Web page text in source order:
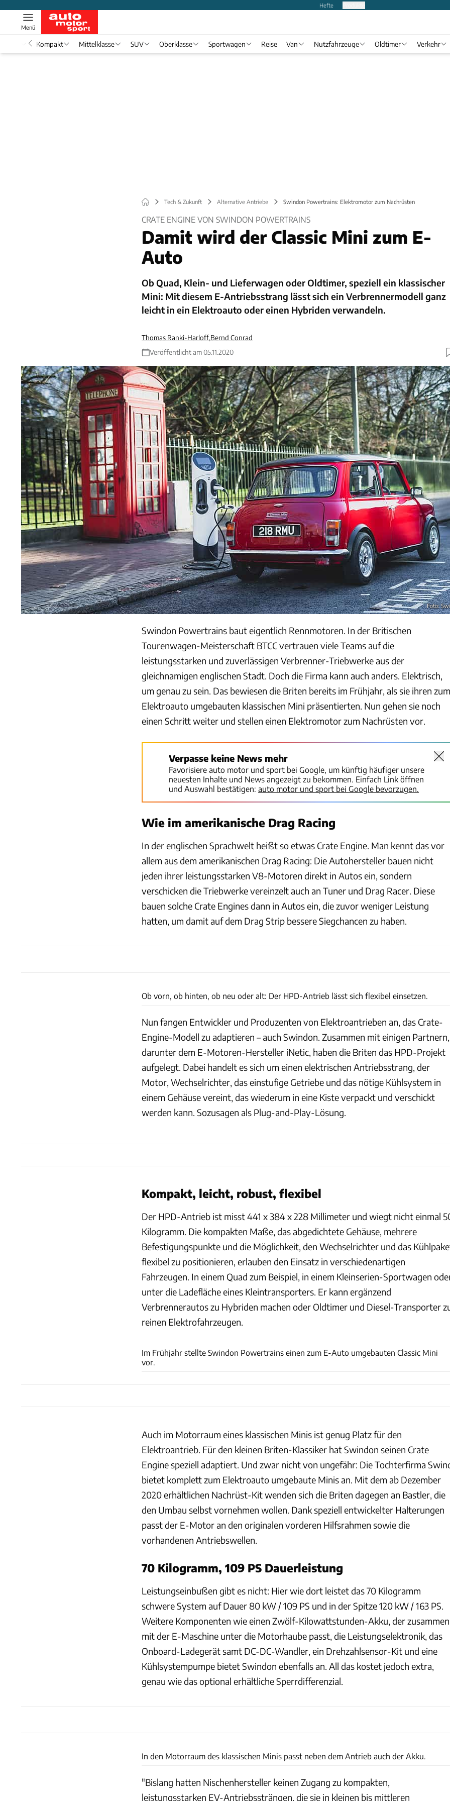
Hefte
Menü
Kompakt Mittelklasse SUV Oberklasse Sportwagen Reise Van Nutzfahrzeuge Oldtimer Verkehr
Tech & Zukunft Alternative Antriebe Swindon Powertrains: Elektromotor zum Nachrüsten
CRATE ENGINE VON SWINDON POWERTRAINS
Damit wird der Classic Mini zum E-
Auto
Ob Quad, Klein- und Lieferwagen oder Oldtimer, speziell ein klassischer
Mini: Mit diesem E-Antriebsstrang lässt sich ein Verbrennermodell ganz
leicht in ein Elektroauto oder einen Hybriden verwandeln.
Thomas Ranki-Harloff,Bernd Conrad
Veröffentlicht am 05.11.2020
Foto:
Swindon Powertrains baut eigentlich Rennmotoren. In der Britischen
Tourenwagen-Meisterschaft BTCC vertrauen viele Teams auf die
leistungsstarken und zuverlässigen Verbrenner-Triebwerke aus der
gleichnamigen englischen Stadt. Doch die Firma kann auch anders. Elektrisch,
um genau zu sein. Das bewiesen die Briten bereits im Frühjahr, als sie ihren zum
Elektroauto umgebauten klassischen Mini präsentierten. Nun gehen sie noch
einen Schritt weiter und stellen einen Elektromotor zum Nachrüsten vor.
Verpasse keine News mehr
Favorisiere auto motor und sport bei Google, um künftig häufiger unsere
neuesten Inhalte und News angezeigt zu bekommen. Einfach Link öffnen
und Auswahl bestätigen: auto motor und sport bei Google bevorzugen.
Wie im amerikanische Drag Racing
In der englischen Sprachwelt heißt so etwas Crate Engine. Man kennt das vor
allem aus dem amerikanischen Drag Racing: Die Autohersteller bauen nicht
jeden ihrer leistungsstarken V8-Motoren direkt in Autos ein, sondern
verschicken die Triebwerke vereinzelt auch an Tuner und Drag Racer. Diese
bauen solche Crate Engines dann in Autos ein, die zuvor weniger Leistung
hatten, um damit auf dem Drag Strip bessere Siegchancen zu haben.
Ob vorn, ob hinten, ob neu oder alt: Der HPD-Antrieb lässt sich flexibel einsetzen.
Nun fangen Entwickler und Produzenten von Elektroantrieben an, das Crate-
Engine-Modell zu adaptieren – auch Swindon. Zusammen mit einigen Partnern,
darunter dem E-Motoren-Hersteller iNetic, haben die Briten das HPD-Projekt
aufgelegt. Dabei handelt es sich um einen elektrischen Antriebsstrang, der
Motor, Wechselrichter, das einstufige Getriebe und das nötige Kühlsystem in
einem Gehäuse vereint, das wiederum in eine Kiste verpackt und verschickt
werden kann. Sozusagen als Plug-and-Play-Lösung.
Kompakt, leicht, robust, flexibel
Der HPD-Antrieb ist misst 441 x 384 x 228 Millimeter und wiegt nicht einmal
Kilogramm. Die kompakten Maße, das abgedichtete Gehäuse, mehrere
Befestigungspunkte und die Möglichkeit, den Wechselrichter und das
flexibel zu positionieren, erlauben den Einsatz in verschiedenartigen
Fahrzeugen. In einem Quad zum Beispiel, in einem Kleinserien-Sportwagen
unter die Ladefläche eines Kleintransporters. Er kann ergänzend
Verbrennerautos zu Hybriden machen oder Oldtimer und Diesel-Transporter
reinen Elektrofahrzeugen.
Im Frühjahr stellte Swindon Powertrains einen zum E-Auto umgebauten Classic Mini
vor.
Auch im Motorraum eines klassischen Minis ist genug Platz für den
Elektroantrieb. Für den kleinen Briten-Klassiker hat Swindon seinen Crate
Engine speziell adaptiert. Und zwar nicht von ungefähr: Die Tochterfirma
bietet komplett zum Elektroauto umgebaute Minis an. Mit dem ab Dezember
2020 erhältlichen Nachrüst-Kit wenden sich die Briten dagegen an Bastler, die
den Umbau selbst vornehmen wollen. Dank speziell entwickelter Halterungen
passt der E-Motor an den originalen vorderen Hilfsrahmen sowie die
vorhandenen Antriebswellen.
70 Kilogramm, 109 PS Dauerleistung
Leistungseinbußen gibt es nicht: Hier wie dort leistet das 70 Kilogramm
schwere System auf Dauer 80 kW / 109 PS und in der Spitze 120 kW / 163 PS.
Weitere Komponenten wie einen Zwölf-Kilowattstunden-Akku, der zusammen
mit der E-Maschine unter die Motorhaube passt, die Leistungselektronik, das
Onboard-Ladegerät samt DC-DC-Wandler, ein Drehzahlsensor-Kit und eine
Kühlsystempumpe bietet Swindon ebenfalls an. All das kostet jedoch extra,
genau wie das optional erhältliche Sperrdifferenzial.
In den Motorraum des klassischen Minis passt neben dem Antrieb auch der Akku.
"Bislang hatten Nischenhersteller keinen Zugang zu kompakten,
leistungsstarken EV-Antriebssträngen, die sie in kleinen bis mittleren